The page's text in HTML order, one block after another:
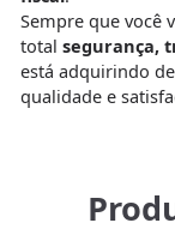
Sempre que você
total segurança,
está adquirindo
qualidade e